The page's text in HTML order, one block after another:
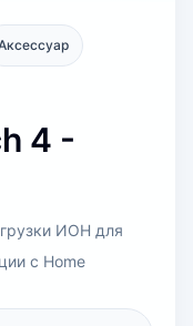
4 -
ИОН для
с Home